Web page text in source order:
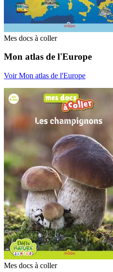
Mes docs à coller
Mon atlas de l'Europe
Voir Mon atlas de l'Europe
Mes docs à coller